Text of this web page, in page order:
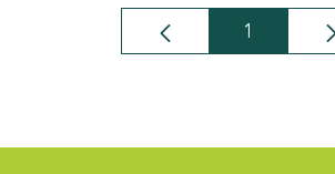
Seite
1